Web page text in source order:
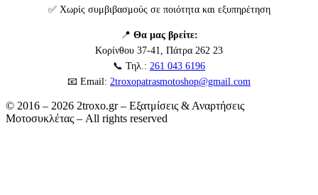
✅ Χωρίς συμβιβασμούς σε ποιότητα και εξυπηρέτηση
📍 Θα μας βρείτε:
Κορίνθου 37-41, Πάτρα 262 23
📞 Τηλ.: 261 043 6196
📧 Email: 2troxopatrasmotoshop@gmail.com
© 2016 – 2026 2troxo.gr – Εξατμίσεις & Αναρτήσεις
Μοτοσυκλέτας – All rights reserved